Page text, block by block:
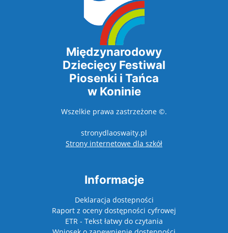
Międzynarodowy
Dziecięcy Festiwal
Piosenki i Tańca
w Koninie
Wszelkie prawa zastrzeżone ©.
stronydlaoswaity.pl
Strony internetowe dla szkółotwiera się w
Informacje
Deklaracja dostepności
Raport z oceny dostępności cyfrowej
ETR - Tekst łatwy do czytania